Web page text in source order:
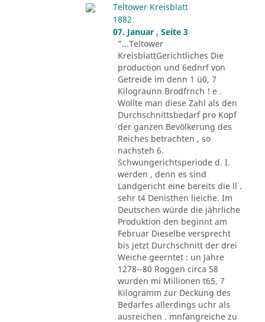
Teltower Kreisblatt
1882
07. Januar , Seite 3
"...Teltower
KreisblattGerichtliches Die
production und 6ednrf von
Getreide im denn 1 ü0, 7
Kilograunn Brodfrnch ! e .
Wollte man diese Zahl als den
Durchschnittsbedarf pro Kopf
der ganzen Bevölkerung des
Reiches betrachten , so
nachsteh 6.
Schwungerichtsperiode d. I.
werden , denn es sind
Landgericht eine bereits die ll .
sehr t4 Denisthen lieiche. Im
Deutschen würde die jährliche
Produktion den beginnt am
Februar Dieselbe versprecht
bis jetzt Durchschnitt der drei
Weiche geerntet : un Jahre
1278--80 Roggen circa 58
wurden mi Millionen t65, 7
Kilogramm zur Deckung des
Bedarfes allerdings uchr als
ausreichen . mnfangreiche zu